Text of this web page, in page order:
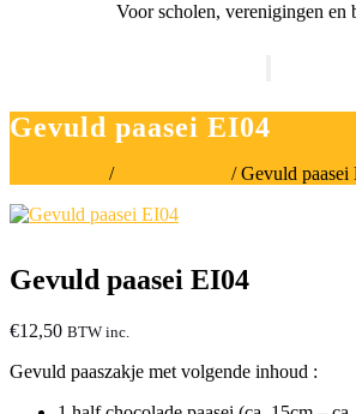
Voor scholen, verenigingen en
Gevuld paasei EI04
/ / Gevuld paasei
Gevuld paasei EI04
€12,50 BTW inc.
Gevuld paaszakje met volgende inhoud :